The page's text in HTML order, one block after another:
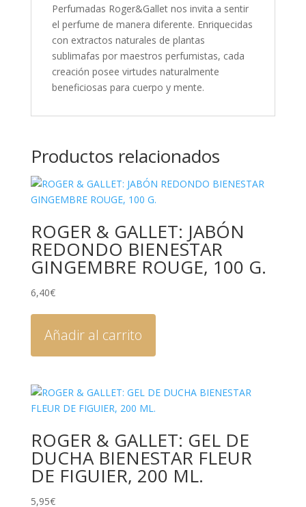
Perfumadas Roger&Gallet nos invita a sentir
el perfume de manera diferente. Enriquecidas
con extractos naturales de plantas
sublimafas por maestros perfumistas, cada
creación posee virtudes naturalmente
beneficiosas para cuerpo y mente.
Productos relacionados
ROGER & GALLET: JABÓN
REDONDO BIENESTAR
GINGEMBRE ROUGE, 100 G.
6,40€
Añadir al carrito
ROGER & GALLET: GEL DE
DUCHA BIENESTAR FLEUR
DE FIGUIER, 200 ML.
5,95€